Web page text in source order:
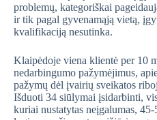
problemų, kategoriškai
ir tik pagal gyvenamąją vietą,
kvalifikaciją nesutinka.
Klaipėdoje viena klientė per 10
nedarbingumo pažymėjimus,
pažymų dėl įvairių sveikatos
Išduoti 34 siūlymai įsidarbinti,
kuriai nustatytas neįgalumas,